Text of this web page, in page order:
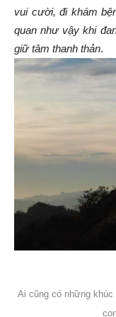
vui cười, đi khám
quan như vậy khi
giữ tâm thanh thản.
Ai cũng có những